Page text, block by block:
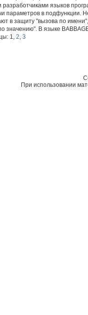
разработчиками языков
параметров в подфункции.
в защиту "вызова по
значению". В языке
1, 2, 3
При использовании